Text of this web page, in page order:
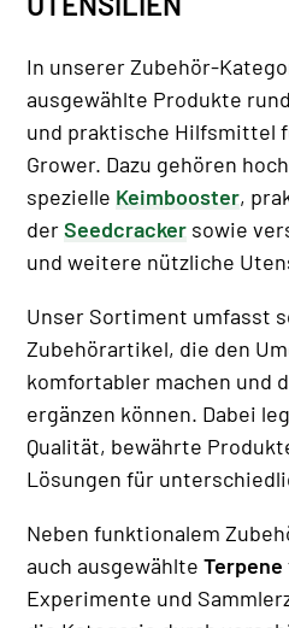
In unserer Zubehör-
ausgewählte Produkte
und praktische Hilfsmittel
Grower. Dazu gehören
spezielle Keimbooster,
derSeedcracker sowie
und weitere nützliche
Unser Sortiment umfasst
Zubehörartikel, die den
komfortabler machen und
ergänzen können. Dabei
Qualität, bewährte
Lösungen für
Neben funktionalem
auch ausgewählte Terpene
Experimente und